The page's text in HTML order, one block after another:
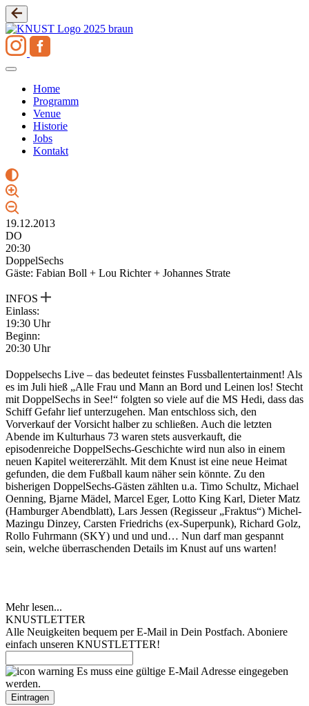
Zum
Inhalt
springen
Home
Programm
Venue
Historie
Jobs
Kontakt
19.12.2013
DO
20:30
DoppelSechs
Gäste: Fabian Boll + Lou Richter + Johannes Strate
INFOS
Einlass:
19:30 Uhr
Beginn:
20:30 Uhr
Doppelsechs Live – das bedeutet feinstes Fussballentertainment! Als
es im Juli hieß „Alle Frau und Mann an Bord und Leinen los! Stecht
mit DoppelSechs in See!“ folgten so viele auf die MS Hedi, dass das
Schiff Gefahr lief unterzugehen. Man entschloss sich, den
Vorverkauf der Vorsicht halber zu schließen. Auch die letzten
Abende im Kulturhaus 73 waren stets ausverkauft, die
episodenreiche DoppelSechs-Geschichte wird nun also in einem
neuen Kapitel weitererzählt. Mit dem Knust ist eine neue Heimat
gefunden, die dem Fußball kaum näher sein könnte. Zu den
bisherigen DoppelSechs-Gästen zählten u.a. Timo Schultz, Michael
Oenning, Bjarne Mädel, Marcel Eger, Lotto King Karl, Dieter Matz
(Hamburger Abendblatt), Lars Jessen (Regisseur „Fraktus“) Michel-
Mazingu Dinzey, Carsten Friedrichs (ex-Superpunk), Richard Golz,
Rollo Fuhrmann (SKY) und und und… Nun darf man gespannt
sein, welche überraschenden Details im Knust auf uns warten!
Mehr lesen...
KNUSTLETTER
Alle Neuigkeiten bequem per E-Mail in Dein Postfach. Aboniere
einfach unseren KNUSTLETTER!
Es muss eine gültige E-Mail Adresse eingegeben
werden.